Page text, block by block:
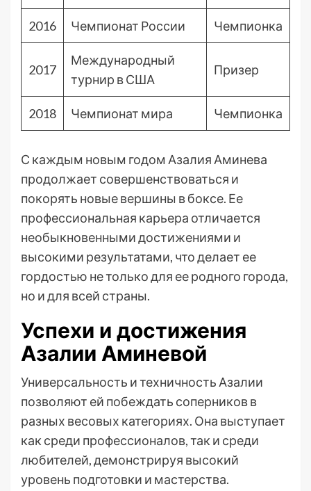
2016 Чемпионат России Чемпионка
2017
Международный
турнир в США
Призер
2018 Чемпионат мира Чемпионка
С каждым новым годом Азалия Аминева
продолжает совершенствоваться и
покорять новые вершины в боксе. Ее
профессиональная карьера отличается
необыкновенными достижениями и
высокими результатами, что делает ее
гордостью не только для ее родного города,
но и для всей страны.
Успехи и достижения
Азалии Аминевой
Универсальность и техничность Азалии
позволяют ей побеждать соперников в
разных весовых категориях. Она выступает
как среди профессионалов, так и среди
любителей, демонстрируя высокий
уровень подготовки и мастерства.